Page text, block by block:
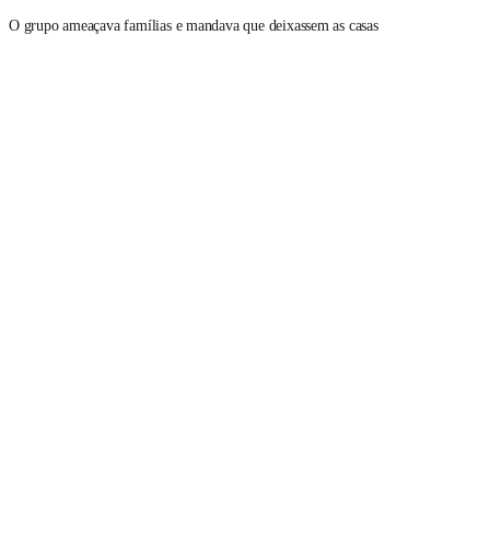
O grupo ameaçava famílias e mandava que deixassem as casas